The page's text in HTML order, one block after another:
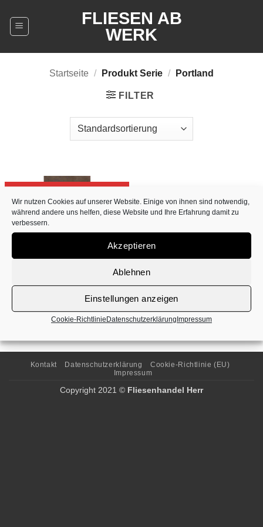
Wir nutzen Cookies auf unserer Website. Einige von ihnen sind notwendig,
während andere uns helfen, diese Website und Ihre Erfahrung damit zu
verbessern.
Akzeptieren
Ablehnen
Einstellungen anzeigen
Cookie-Richtlinie Datenschutzerklärung Impressum
Inhalt
springen
FLIESEN AB
WERK
Startseite / Produkt Serie / Portland
FILTER
Alcalagres „Portland“ |
Kontakt Datenschutzerklärung
Cookie-Richtlinie (EU)
Impressum
Copyright 2021 © Fliesenhandel Herr